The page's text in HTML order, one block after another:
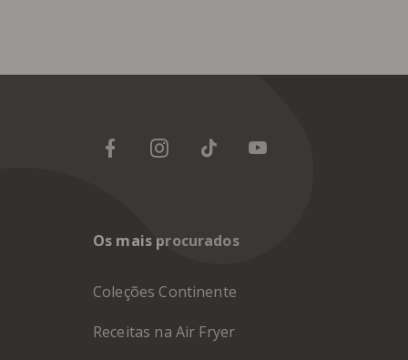
Os mais procurados
Coleções Continente
Receitas na Air Fryer